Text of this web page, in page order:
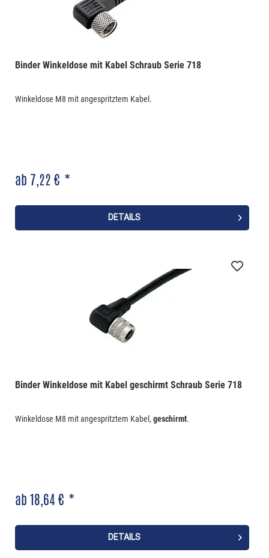
Binder Winkeldose mit Kabel Schraub Serie 718
Winkeldose M8 mit angespritztem Kabel.
ab 7,22 € *
DETAILS
Binder Winkeldose mit Kabel geschirmt Schraub Serie 718
Winkeldose M8 mit angespritztem Kabel, geschirmt.
ab 18,64 € *
DETAILS